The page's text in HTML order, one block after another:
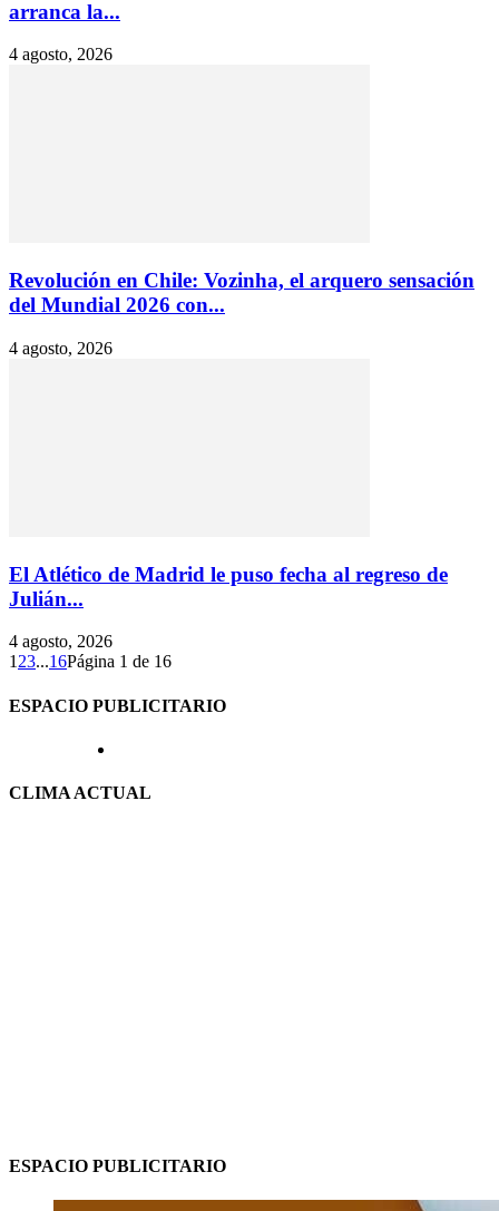
arranca la...
4 agosto, 2026
Revolución en Chile: Vozinha, el arquero sensación
del Mundial 2026 con...
4 agosto, 2026
El Atlético de Madrid le puso fecha al regreso de
Julián...
4 agosto, 2026
1 23...16Página 1 de 16
ESPACIO PUBLICITARIO
CLIMA ACTUAL
ESPACIO PUBLICITARIO